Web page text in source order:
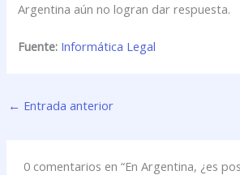
Argentina aún no logran dar respuesta.
Fuente: Informática Legal
← Entrada anterior
0 comentarios en “En Argentina, ¿es